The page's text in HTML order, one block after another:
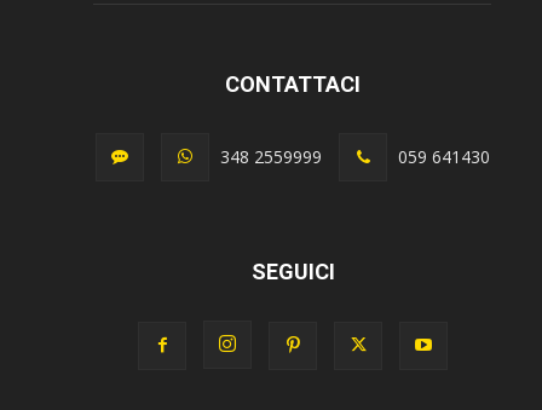
CONTATTACI
348 2559999 059 641430
SEGUICI